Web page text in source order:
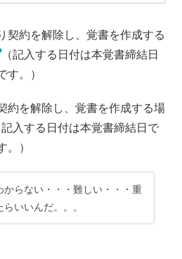
契約を解除し、覚書を作成する
（記入する日付は本覚書締結日
す。）
約を解除し、覚書を作成する場
入する日付は本覚書締結日で
。）
からない・・・難しい・・・重
いいんだ。。。